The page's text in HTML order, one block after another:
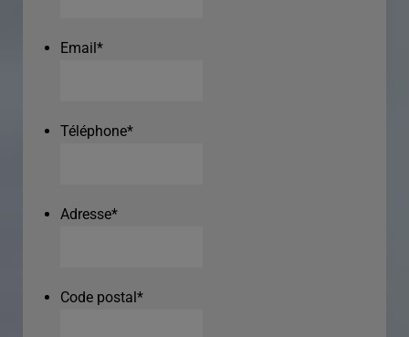
Email*
Téléphone*
Adresse*
Code postal*